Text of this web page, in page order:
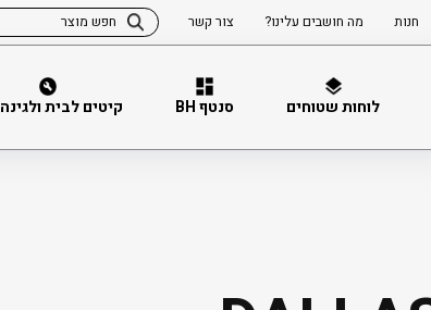
חנות מה חושבים עלינו? צור קשר
לוחות שטוחים סנטף BH קיטים לבית ולגינה DIY